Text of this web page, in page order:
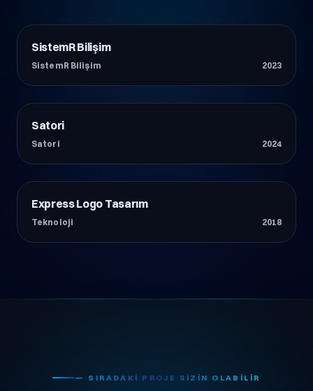
Teknoloji
SistemR Bilişim
SistemR Bilişim 2023
Teknoloji
Satori
Satori 2024
Teknoloji
Express Logo Tasarım
Teknoloji 2018
— SIRADAKI PROJE SIZIN OLABILIR